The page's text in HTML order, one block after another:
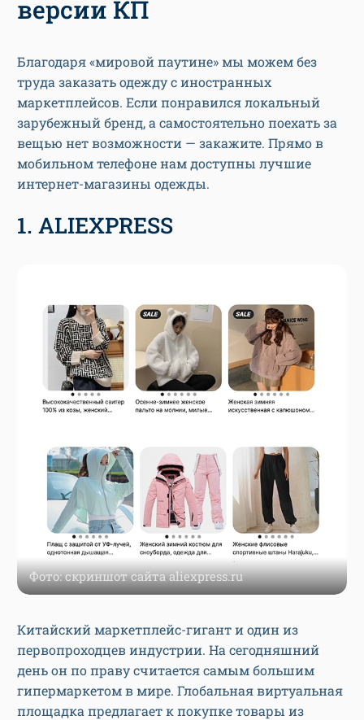
версии КП
Благодаря «мировой паутине» мы можем без
труда заказать одежду с иностранных
маркетплейсов. Если понравился локальный
зарубежный бренд, а самостоятельно поехать за
вещью нет возможности — закажите. Прямо в
мобильном телефоне нам доступны лучшие
интернет-магазины одежды.
1. ALIEXPRESS
Фото: скриншот сайта aliexpress.ru
Китайский маркетплейс-гигант и один из
первопроходцев индустрии. На сегодняшний
день он по праву считается самым большим
гипермаркетом в мире. Глобальная виртуальная
площадка предлагает к покупке товары из